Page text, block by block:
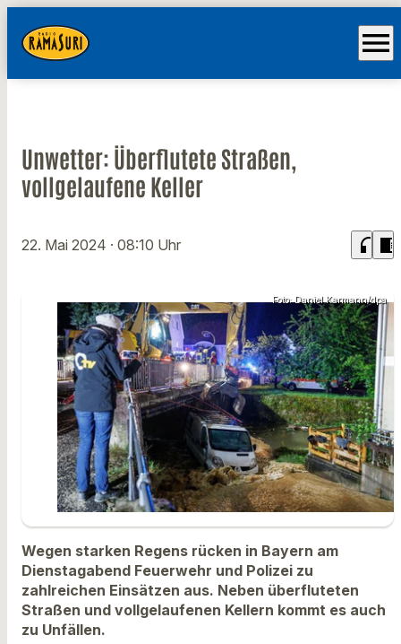
menu
Unwetter: Überflutete Straßen,
vollgelaufene Keller
22. Mai 2024 · 08:10 Uhr headphones chrome_reader_mode
Foto: Daniel Karmann/dpa
Wegen starken Regens rücken in Bayern am
Dienstagabend Feuerwehr und Polizei zu
zahlreichen Einsätzen aus. Neben überfluteten
Straßen und vollgelaufenen Kellern kommt es auch
zu Unfällen.